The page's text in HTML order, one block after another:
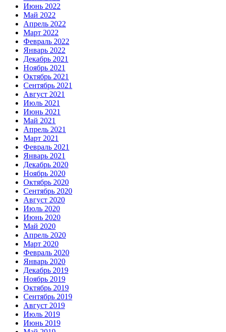
Июнь 2022
Май 2022
Апрель 2022
Март 2022
Февраль 2022
Январь 2022
Декабрь 2021
Ноябрь 2021
Октябрь 2021
Сентябрь 2021
Август 2021
Июль 2021
Июнь 2021
Май 2021
Апрель 2021
Март 2021
Февраль 2021
Январь 2021
Декабрь 2020
Ноябрь 2020
Октябрь 2020
Сентябрь 2020
Август 2020
Июль 2020
Июнь 2020
Май 2020
Апрель 2020
Март 2020
Февраль 2020
Январь 2020
Декабрь 2019
Ноябрь 2019
Октябрь 2019
Сентябрь 2019
Август 2019
Июль 2019
Июнь 2019